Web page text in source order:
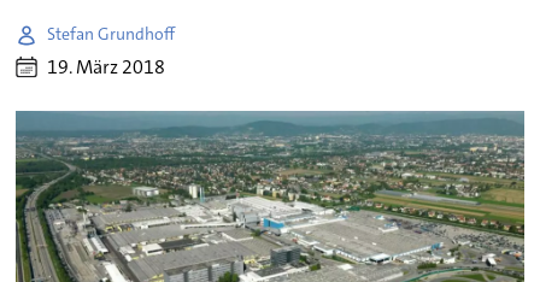
Stefan Grundhoff
19. März 2018